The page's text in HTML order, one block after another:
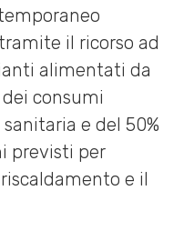
il ricorso ad
alimentati da
consumi
e del 50%
previsti per
e il